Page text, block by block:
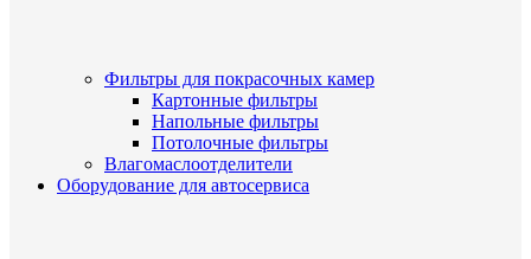
Фильтры для покрасочных камер
Картонные фильтры
Напольные фильтры
Потолочные фильтры
Влагомаслоотделители
Оборудование для автосервиса